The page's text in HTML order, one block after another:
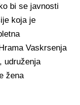
bi se javnosti
koja je
Vaskrsenja
udruženja
žena